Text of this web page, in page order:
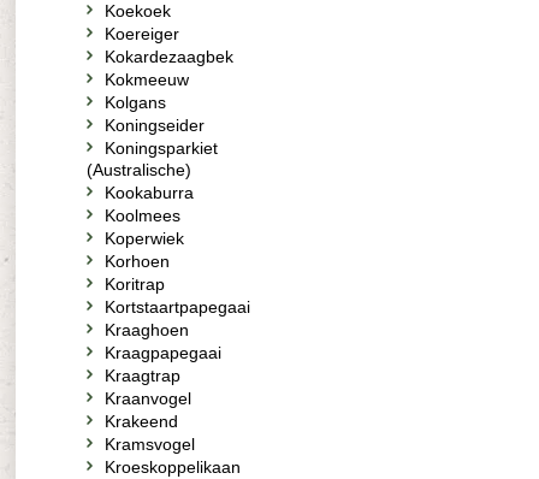
Koekoek
Koereiger
Kokardezaagbek
Kokmeeuw
Kolgans
Koningseider
Koningsparkiet
(Australische)
Kookaburra
Koolmees
Koperwiek
Korhoen
Koritrap
Kortstaartpapegaai
Kraaghoen
Kraagpapegaai
Kraagtrap
Kraanvogel
Krakeend
Kramsvogel
Kroeskoppelikaan